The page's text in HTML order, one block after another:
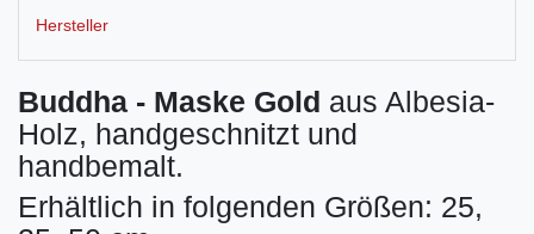
Hersteller
Buddha - Maske Gold aus Albesia-
Holz, handgeschnitzt und
handbemalt.
Erhältlich in folgenden Größen: 25,